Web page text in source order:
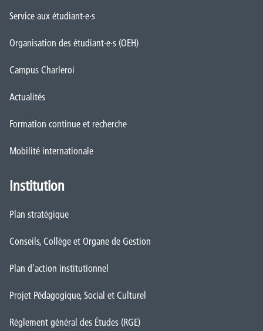
Service aux étudiant·e·s
Organisation des étudiant·e·s (OEH)
Campus Charleroi
Actualités
Formation continue et recherche
Mobilité internationale
Institution
Plan stratégique
Conseils, Collège et Organe de Gestion
Plan d'action institutionnel
Projet Pédagogique, Social et Culturel
Règlement général des Études (RGE)